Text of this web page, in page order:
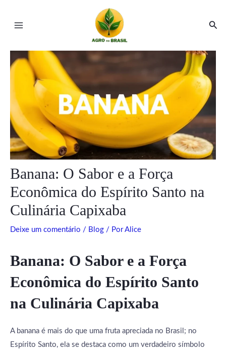
Menu
Banana: O Sabor e a Força
Econômica do Espírito Santo na
Culinária Capixaba
Deixe um comentário / Blog / PorAlice
Banana: O Sabor e a Força
Econômica do Espírito Santo
na Culinária Capixaba
A banana é mais do que uma fruta apreciada no Brasil; no
Espírito Santo, ela se destaca como um verdadeiro símbolo